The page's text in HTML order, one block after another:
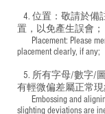
4. 位置：敬請於備
置，以免產生誤會；
Placement: Please
placement clearly, if any;
5. 所有字母/數字/
有輕微偏差屬正常
Embossing and
slighting deviations are